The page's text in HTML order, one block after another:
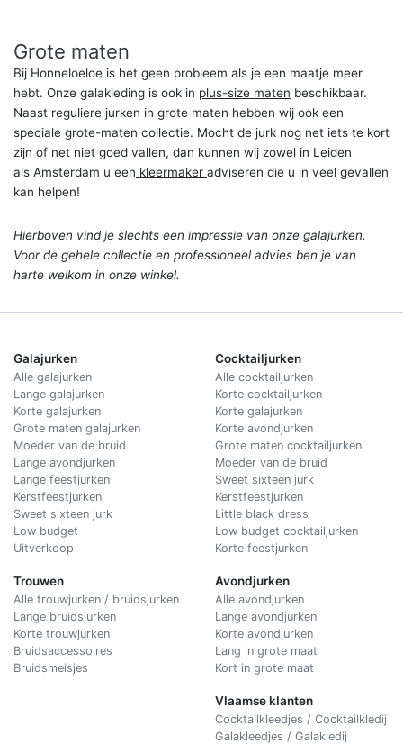
Grote maten
Bij Honneloeloe is het geen probleem als je een maatje meer
hebt. Onze galakleding is ook in plus-size maten beschikbaar.
Naast reguliere jurken in grote maten hebben wij ook een
speciale grote-maten collectie. Mocht de jurk nog net iets te kort
zijn of net niet goed vallen, dan kunnen wij zowel in Leiden
als Amsterdam u een kleermaker adviseren die u in veel gevallen
kan helpen!
Hierboven vind je slechts een impressie van onze galajurken.
Voor de gehele collectie en professioneel advies ben je van
harte welkom in onze winkel.
Galajurken
Alle galajurken
Lange galajurken
Korte galajurken
Grote maten galajurken
Moeder van de bruid
Lange avondjurken
Lange feestjurken
Kerstfeestjurken
Sweet sixteen jurk
Low budget
Uitverkoop
Trouwen
Alle trouwjurken / bruidsjurken
Lange bruidsjurken
Korte trouwjurken
Bruidsaccessoires
Bruidsmeisjes
Cocktailjurken
Alle cocktailjurken
Korte cocktailjurken
Korte galajurken
Korte avondjurken
Grote maten cocktailjurken
Moeder van de bruid
Sweet sixteen jurk
Kerstfeestjurken
Little black dress
Low budget cocktailjurken
Korte feestjurken
Avondjurken
Alle avondjurken
Lange avondjurken
Korte avondjurken
Lang in grote maat
Kort in grote maat
Vlaamse klanten
Cocktailkleedjes / Cocktailkledij
Galakleedjes / Galakledij